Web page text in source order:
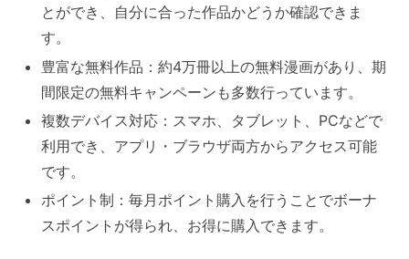
とができ、自分に合った作品かどうか確認できま
す。
豊富な無料作品：約4万冊以上の無料漫画があり、期
間限定の無料キャンペーンも多数行っています。
複数デバイス対応：スマホ、タブレット、PCなどで
利用でき、アプリ・ブラウザ両方からアクセス可能
です。
ポイント制：毎月ポイント購入を行うことでボーナ
スポイントが得られ、お得に購入できます。